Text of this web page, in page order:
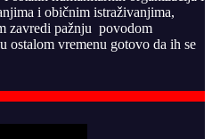
i običnim istraživanjima,
zavredi pažnju povodom
ostalom vremenu gotovo da ih se